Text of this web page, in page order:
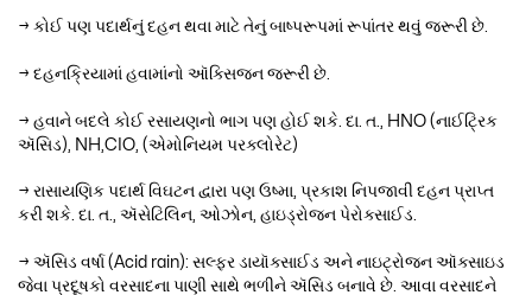
→ કોઈ પણ પદાર્થનું દહન થવા માટે તેનું બાષ્પરૂપમાં રૂપાંતર થવું જરૂરી છે.
→ દહનક્રિયામાં હવામાંનો ઑક્સિજન જરૂરી છે.
→ હવાને બદલે કોઈ રસાયણનો ભાગ પણ હોઈ શકે. દા. ત., HNO (નાઈટ્રિક
ઍસિડ), NH,CIO, (એમોનિયમ પરક્લોરેટ)
→ રાસાયણિક પદાર્થ વિઘટન દ્વારા પણ ઉષ્મા, પ્રકાશ નિપજાવી દહન પ્રાપ્ત
કરી શકે. દા. ત., ઍસેટિલિન, ઓઝોન, હાઇડ્રોજન પેરોક્સાઈડ.
→ ઍસિડ વર્ષા (Acid rain): સલ્ફર ડાયૉક્સાઈડ અને નાઇટ્રોજન ઑક્સાઇડ
જેવા પ્રદૂષકો વરસાદના પાણી સાથે ભળીને ઍસિડ બનાવે છે. આવા વરસાદને